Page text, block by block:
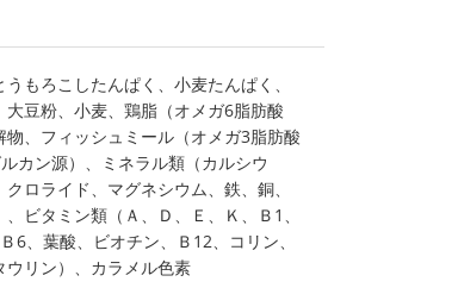
もろこしたんぱく、小麦たんぱく、
豆粉、小麦、鶏脂（オメガ6脂肪酸
、フィッシュミール（オメガ3脂肪酸
カン源）、ミネラル類（カルシウ
ロライド、マグネシウム、鉄、銅、
ビタミン類（Ａ、Ｄ、Ｅ、Ｋ、Ｂ1、
6、葉酸、ビオチン、Ｂ12、コリン、
ウリン）、カラメル色素